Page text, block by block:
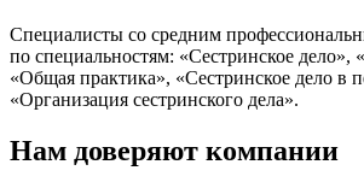
Специалисты со средним
по специальностям: «Сестринское дело»,
«Общая практика», «Сестринское дело в
«Организация сестринского дела».
Нам доверяют компании